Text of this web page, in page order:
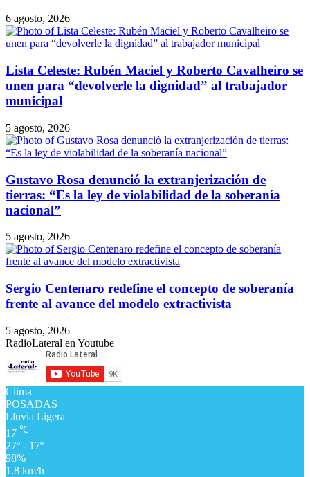
6 agosto, 2026
Lista Celeste: Rubén Maciel y Roberto Cavalheiro se
unen para “devolverle la dignidad” al trabajador
municipal
5 agosto, 2026
Gustavo Rosa denunció la extranjerización de
tierras: “Es la ley de violabilidad de la soberanía
nacional”
5 agosto, 2026
Sergio Centenaro redefine el concepto de soberanía
frente al avance del modelo extractivista
5 agosto, 2026
RadioLateral en Youtube
Clima
POSADAS
Lluvia Ligera
17 ℃
27º - 17º
98%
1.8 km/h